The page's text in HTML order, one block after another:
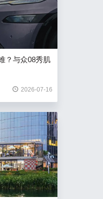
？与众08秀肌
2026-07-16